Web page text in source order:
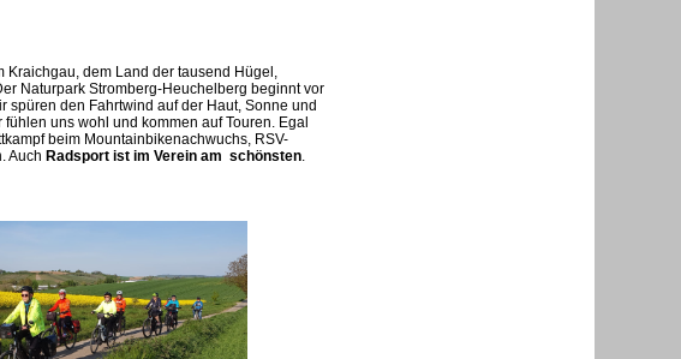
Kraichgau, dem Land der tausend Hügel,
Naturpark Stromberg-Heuchelberg beginnt vor
den Fahrtwind auf der Haut, Sonne und
uns wohl und kommen auf Touren. Egal
beim Mountainbikenachwuchs, RSV-
Auch Radsport ist im Verein am schönsten.